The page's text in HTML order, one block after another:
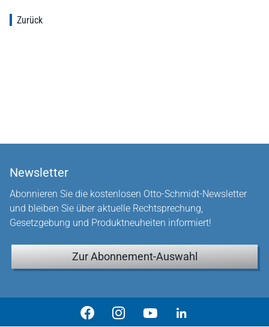
Zurück
Newsletter
Abonnieren Sie die kostenlosen Otto-Schmidt-Newsletter
und bleiben Sie über aktuelle Rechtsprechung,
Gesetzgebung und Produktneuheiten informiert!
Zur Abonnement-Auswahl